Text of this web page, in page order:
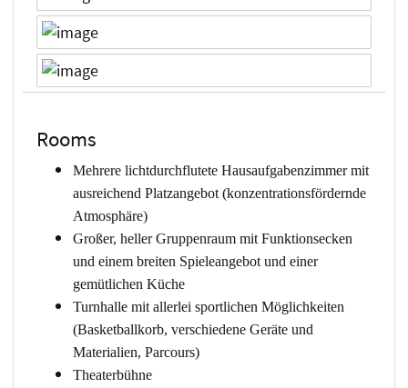
Rooms
Mehrere lichtdurchflutete Hausaufgabenzimmer mit
ausreichend Platzangebot (konzentrationsfördernde
Atmosphäre)
Großer, heller Gruppenraum mit Funktionsecken
und einem breiten Spieleangebot und einer
gemütlichen Küche
Turnhalle mit allerlei sportlichen Möglichkeiten
(Basketballkorb, verschiedene Geräte und
Materialien, Parcours)
Theaterbühne